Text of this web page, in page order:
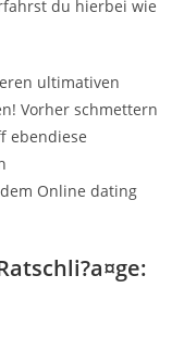
du hierbei wie
ultimativen
Vorher schmettern
ebendiese
Online dating